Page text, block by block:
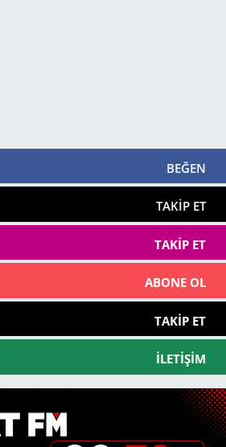
BEĞEN
TAKIP ET
TAKIP ET
ABONE OL
TAKIP ET
İLETIŞIM